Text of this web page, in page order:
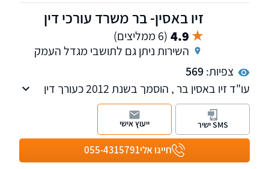
זיו באסין- בר משרד עורכי דין
4.9 (6 ממליצים)
השירות ניתן גם לתושבי מגדל העמק
צפיות:569
עו"ד זיו באסין בר , הוסמך בשנת 2012 כעורך דין
ובעל תואר ראשון בכלכלה.
משרדו עוסק בייצוג חייבים / זוכים, הן אנשים
פרטיים והן חברות ועסקים – כל הליכי חדלות
הפירעון והוצאה לפועל, המשרד רואה לא רק את
חייגו אלי055-4315791
SMS ישיר ייעוץ אישי